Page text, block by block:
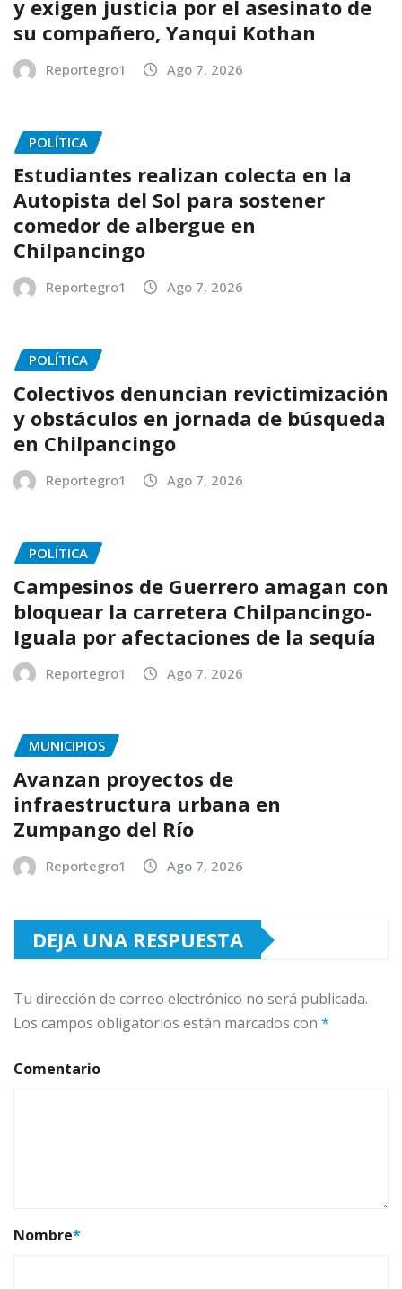
y exigen justicia por el asesinato de
su compañero, Yanqui Kothan
Reportegro1 Ago 7, 2026
POLÍTICA
Estudiantes realizan colecta en la
Autopista del Sol para sostener
comedor de albergue en
Chilpancingo
Reportegro1 Ago 7, 2026
POLÍTICA
Colectivos denuncian revictimización
y obstáculos en jornada de búsqueda
en Chilpancingo
Reportegro1 Ago 7, 2026
POLÍTICA
Campesinos de Guerrero amagan con
bloquear la carretera Chilpancingo-
Iguala por afectaciones de la sequía
Reportegro1 Ago 7, 2026
MUNICIPIOS
Avanzan proyectos de
infraestructura urbana en
Zumpango del Río
Reportegro1 Ago 7, 2026
DEJA UNA RESPUESTA
Tu dirección de correo electrónico no será publicada.
Los campos obligatorios están marcados con *
Comentario
Nombre*